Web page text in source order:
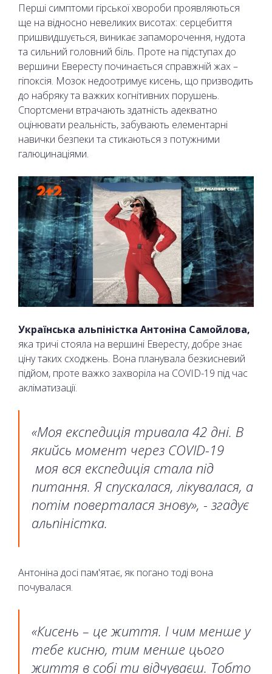
Перші симптоми гірської хвороби проявляються
ще на відносно невеликих висотах: серцебиття
пришвидшується, виникає запаморочення, нудота
та сильний головний біль. Проте на підступах до
вершини Евересту починається справжній жах –
гіпоксія. Мозок недоотримує кисень, що призводить
до набряку та важких когнітивних порушень.
Спортсмени втрачають здатність адекватно
оцінювати реальність, забувають елементарні
навички безпеки та стикаються з потужними
галюцинаціями.
Українська альпіністка Антоніна Самойлова,
яка тричі стояла на вершині Евересту, добре знає
ціну таких сходжень. Вона планувала безкисневий
підйом, проте важко захворіла на COVID-19 під час
акліматизації.
«Моя експедиція тривала 42 дні. В
якийсь момент через COVID-19
моя вся експедиція стала під
питання. Я спускалася, лікувалася, а
потім поверталася знову», - згадує
альпіністка.
Антоніна досі пам'ятає, як погано тоді вона
почувалася.
«Кисень – це життя. І чим менше у
тебе кисню, тим менше цього
життя в собі ти відчуваєш. Тобто